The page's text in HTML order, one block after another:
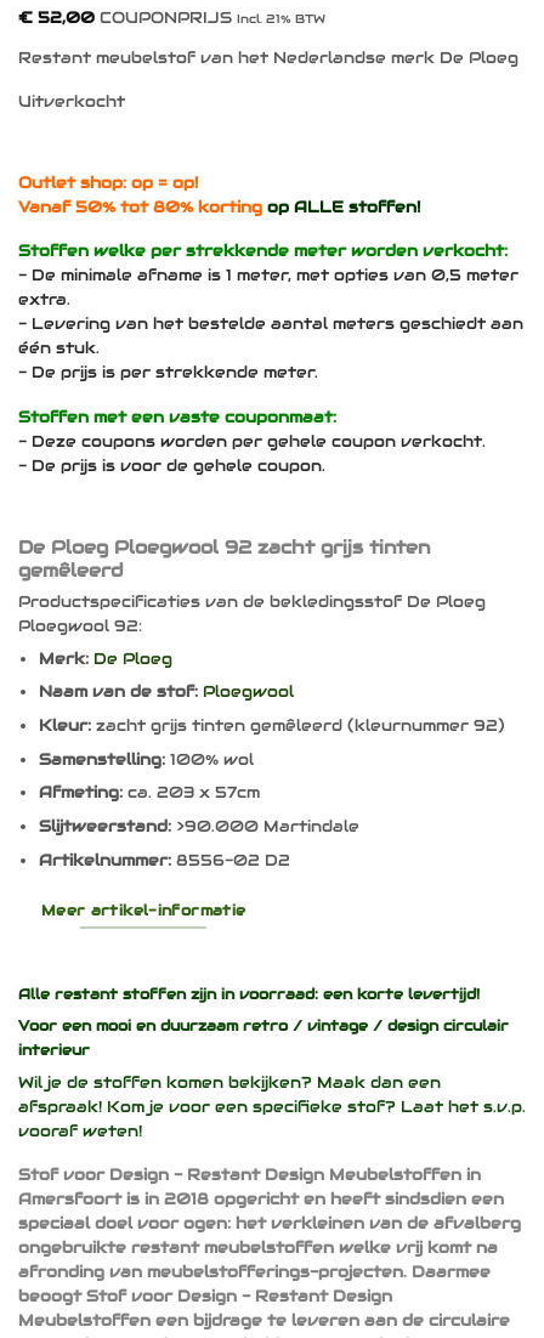
€ 52,00 COUPONPRIJS Incl. 21% BTW
Restant meubelstof van het Nederlandse merk De Ploeg
Uitverkocht
Outlet shop: op = op!
Vanaf 50% tot 80% korting op ALLE stoffen!
Stoffen welke per strekkende meter worden verkocht:
- De minimale afname is 1 meter, met opties van 0,5 meter
extra.
- Levering van het bestelde aantal meters geschiedt aan
één stuk.
- De prijs is per strekkende meter.
Stoffen met een vaste couponmaat:
- Deze coupons worden per gehele coupon verkocht.
- De prijs is voor de gehele coupon.
De Ploeg Ploegwool 92 zacht grijs tinten
gemêleerd
Productspecificaties van de bekledingsstof De Ploeg
Ploegwool 92:
Merk: De Ploeg
Naam van de stof: Ploegwool
Kleur: zacht grijs tinten gemêleerd (kleurnummer 92)
Samenstelling:100% wol
Afmeting:ca. 203 x 57cm
Slijtweerstand:>90.000 Martindale
Artikelnummer:8556-02 D2
Meer artikel-informatie
Alle restant stoffen zijn in voorraad: een korte levertijd!
Voor een mooi en duurzaam retro / vintage / design circulair
interieur
Wil je de stoffen komen bekijken? Maak dan een
afspraak! Kom je voor een specifieke stof? Laat het s.v.p.
vooraf weten!
Stof voor Design - Restant Design Meubelstoffen in
Amersfoort is in 2018 opgericht en heeft sindsdien een
speciaal doel voor ogen: het verkleinen van de afvalberg
ongebruikte restant meubelstoffen welke vrij komt na
afronding van meubelstofferings-projecten. Daarmee
beoogt Stof voor Design - Restant Design
Meubelstoffen een bijdrage te leveren aan de circulaire